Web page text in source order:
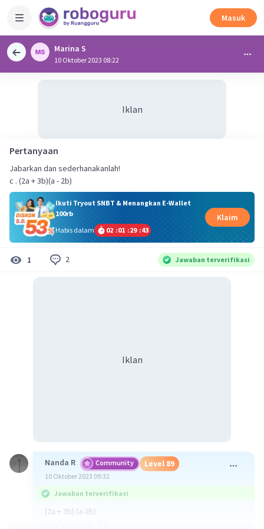
Masuk
Marina S
10 Oktober 2023 08:22
Iklan
Pertanyaan
Jabarkan dan sederhanakanlah!
c . (2a + 3b)(a - 2b)
Ikuti Tryout SNBT & Menangkan E-Wallet
100rb
Habis dalam
02 :01 :29 :42
Klaim
1 2 Jawaban terverifikasi
Iklan
Nanda R Community Level 89
10 Oktober 2023 09:32
Jawaban terverifikasi
(2a + 3b) (a-2b)